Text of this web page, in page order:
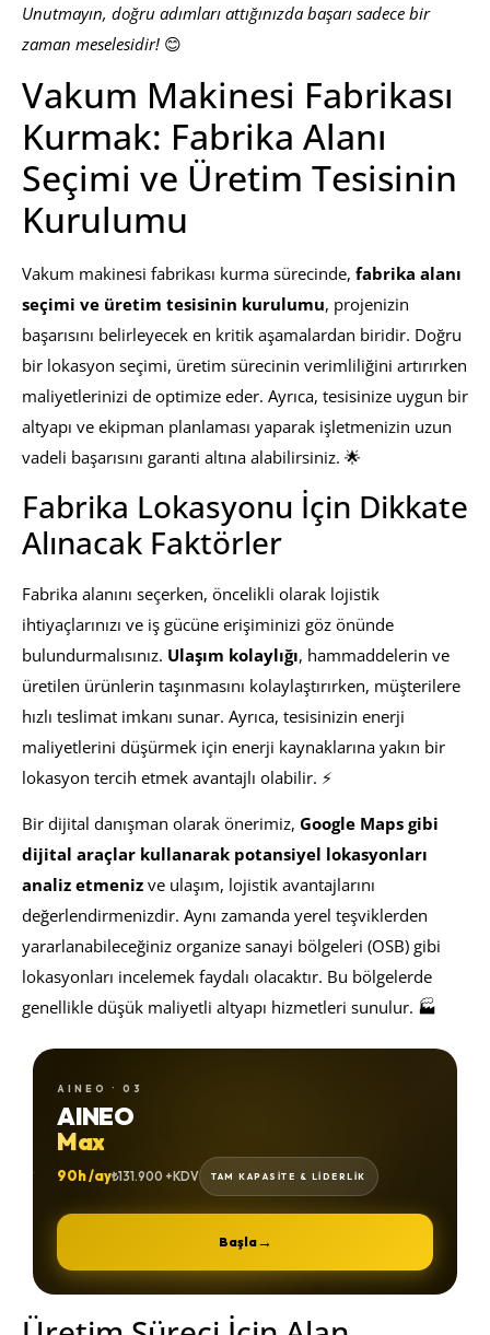
Unutmayın, doğru adımları attığınızda başarı sadece bir
zaman meselesidir! 😊
Vakum Makinesi Fabrikası
Kurmak: Fabrika Alanı
Seçimi ve Üretim Tesisinin
Kurulumu
Vakum makinesi fabrikası kurma sürecinde, fabrika alanı
seçimi ve üretim tesisinin kurulumu, projenizin
başarısını belirleyecek en kritik aşamalardan biridir. Doğru
bir lokasyon seçimi, üretim sürecinin verimliliğini artırırken
maliyetlerinizi de optimize eder. Ayrıca, tesisinize uygun bir
altyapı ve ekipman planlaması yaparak işletmenizin uzun
vadeli başarısını garanti altına alabilirsiniz. 🌟
Fabrika Lokasyonu İçin Dikkate
Alınacak Faktörler
Fabrika alanını seçerken, öncelikli olarak lojistik
ihtiyaçlarınızı ve iş gücüne erişiminizi göz önünde
bulundurmalısınız. Ulaşım kolaylığı, hammaddelerin ve
üretilen ürünlerin taşınmasını kolaylaştırırken, müşterilere
hızlı teslimat imkanı sunar. Ayrıca, tesisinizin enerji
maliyetlerini düşürmek için enerji kaynaklarına yakın bir
lokasyon tercih etmek avantajlı olabilir. ⚡
Bir dijital danışman olarak önerimiz, Google Maps gibi
dijital araçlar kullanarak potansiyel lokasyonları
analiz etmeniz ve ulaşım, lojistik avantajlarını
değerlendirmenizdir. Aynı zamanda yerel teşviklerden
yararlanabileceğiniz organize sanayi bölgeleri (OSB) gibi
lokasyonları incelemek faydalı olacaktır. Bu bölgelerde
genellikle düşük maliyetli altyapı hizmetleri sunulur. 🏭
AINEO · 03
AINEO
Max
90h /ay₺131.900 +KDV TAM KAPASİTE & LİDERLİK
Başla→